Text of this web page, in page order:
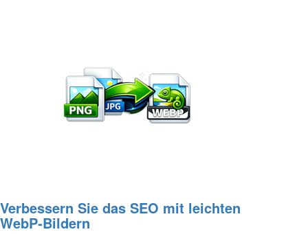
Verbessern Sie das SEO mit leichten
WebP‑Bildern